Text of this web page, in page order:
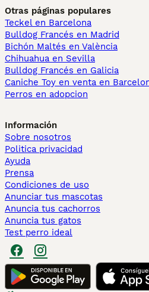
Otras páginas populares
Teckel en Barcelona
Bulldog Francés en Madrid
Bichón Maltés en València
Chihuahua en Sevilla
Bulldog Francés en Galicia
Caniche Toy en venta en
Perros en adopcion
Información
Sobre nosotros
Politica privacidad
Ayuda
Prensa
Condiciones de uso
Anunciar tus mascotas
Anuncia tus cachorros
Anuncia tus gatos
Test perro ideal